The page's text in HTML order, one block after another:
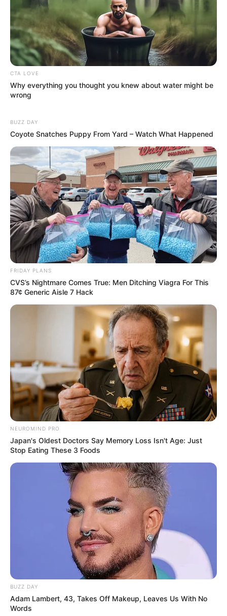
CTA LOVE
Why everything you thought you knew about water might be
wrong
BUZZ DAY
Coyote Snatches Puppy From Yard – Watch What Happened
FRIDAY PLANS
CVS’s Nightmare Comes True: Men Ditching Viagra For This
87¢ Generic Aisle 7 Hack
NEUROMIND PRO
Japan's Oldest Doctors Say Memory Loss Isn't Age: Just
Stop Eating These 3 Foods
BUZZ DAY
Adam Lambert, 43, Takes Off Makeup, Leaves Us With No
Words